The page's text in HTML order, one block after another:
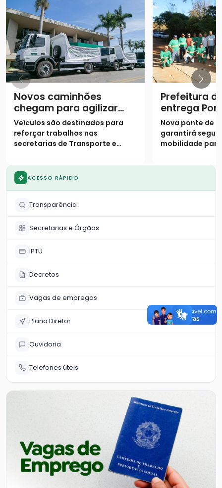
Novos caminhões
chegam para agilizar
obras e manutenção na
cidade
Veículos são destinados para
reforçar trabalhos nas
secretarias de Transporte e
Prefeitura
entrega
Ribeirão
Nova ponte de
garantirá
mobilidade
ACESSO RÁPIDO
Transparência
Secretarias e Órgãos
IPTU
Decretos
Vagas de empregos
Plano Diretor
Ouvidoria
Telefones úteis